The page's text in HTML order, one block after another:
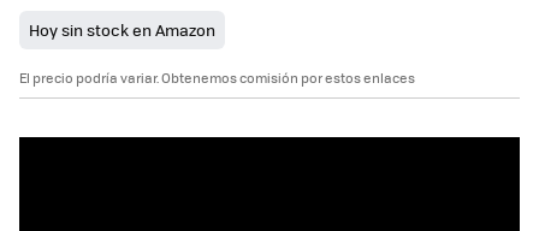
Hoy sin stock en Amazon
El precio podría variar. Obtenemos comisión por estos enlaces